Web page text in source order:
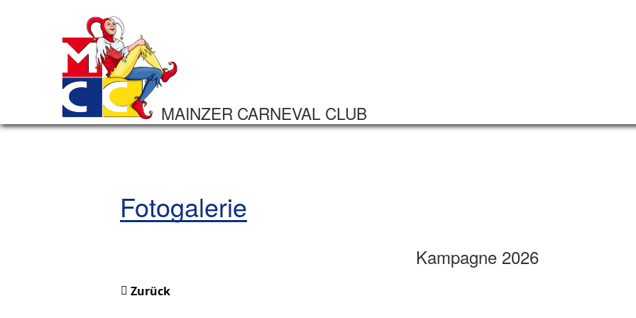
MAINZER CARNEVAL CLUB
Fotogalerie
Kampagne 2026
Zurück